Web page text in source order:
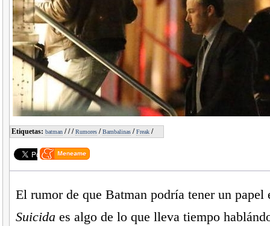
Etiquetas: batman///Rumores/Bambalinas/Freak/
El rumor de que Batman podría tener un papel
Suicida es algo de lo que lleva tiempo